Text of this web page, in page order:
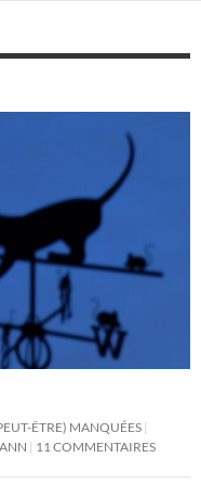
ÊTRE) MANQUÉES
11 COMMENTAIRES